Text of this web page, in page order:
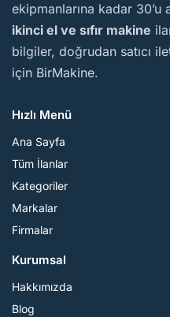
ekipmanlarına kadar
ikinci el ve sıfır makine
bilgiler, doğrudan satıcı
için BirMakine.
Hızlı Menü
Ana Sayfa
Tüm İlanlar
Kategoriler
Markalar
Firmalar
Kurumsal
Hakkımızda
Blog